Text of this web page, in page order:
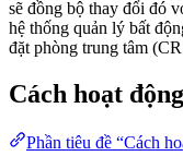
sẽ đồng bộ thay đổi đó
hệ thống quản lý bất
đặt phòng trung tâm
Cách hoạt động
Phần tiêu đề “Cách